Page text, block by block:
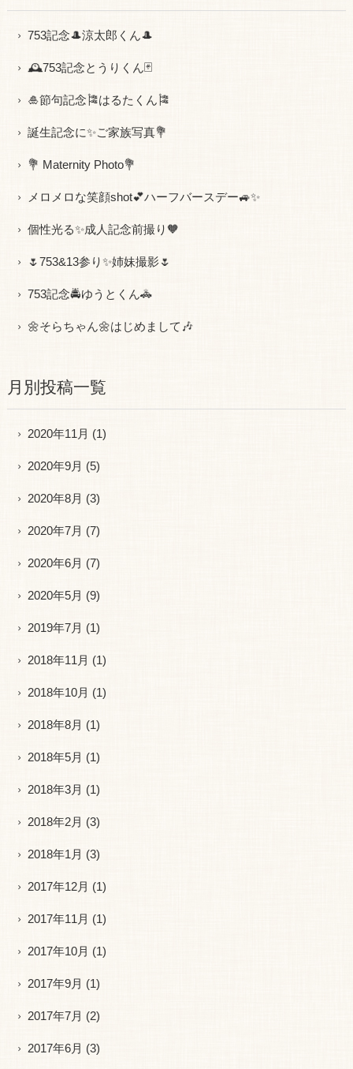
753記念🎩涼太郎くん🎩
🕰753記念とうりくん🃏
🎍節句記念🎏はるたくん🎏
誕生記念に✨ご家族写真💐
💐 Maternity Photo💐
メロメロな笑顔shot💕ハーフバースデー🚙✨
個性光る✨成人記念前撮り🧡
🌷753&13参り✨姉妹撮影🌷
753記念🚔ゆうとくん🚓
🌼そらちゃん🌼はじめまして🎶
月別投稿一覧
2020年11月 (1)
2020年9月 (5)
2020年8月 (3)
2020年7月 (7)
2020年6月 (7)
2020年5月 (9)
2019年7月 (1)
2018年11月 (1)
2018年10月 (1)
2018年8月 (1)
2018年5月 (1)
2018年3月 (1)
2018年2月 (3)
2018年1月 (3)
2017年12月 (1)
2017年11月 (1)
2017年10月 (1)
2017年9月 (1)
2017年7月 (2)
2017年6月 (3)